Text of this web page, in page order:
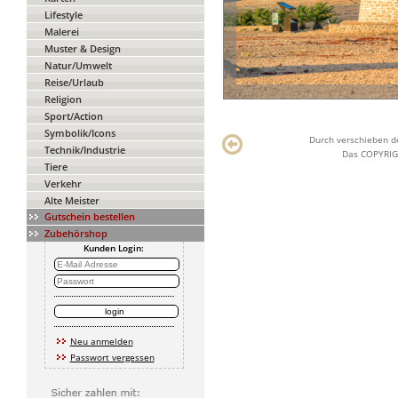
Lifestyle
Malerei
Muster & Design
Natur/Umwelt
Reise/Urlaub
Religion
Sport/Action
Symbolik/Icons
Technik/Industrie
Tiere
Verkehr
Alte Meister
Gutschein bestellen
Zubehörshop
Kunden Login:
Neu anmelden
Passwort vergessen
Durch verschieben
Das